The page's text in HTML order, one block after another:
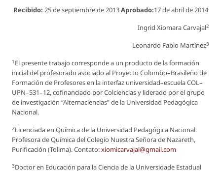
Recibido: 25 de septiembre de 2013Aprobado:17 de abril de 2014
Ingrid Xiomara Carvajal2
Leonardo Fabio Martínez3
1 El presente trabajo corresponde a un producto de la formación
inicial del profesorado asociado al Proyecto Colombo–Brasileño de
Formación de Profesores en la interfaz universidad–escuela COL–
UPN–531–12, cofinanciado por Colciencias y liderado por el grupo
de investigación “Alternaciencias” de la Universidad Pedagógica
Nacional.
2Licenciada en Química de la Universidad Pedagógica Nacional.
Profesora de Química del Colegio Nuestra Señora de Nazareth,
Purificación (Tolima). Contato:xiomicarvajal@gmail.com
3Doctor en Educación para la Ciencia de la Universidade Estadual